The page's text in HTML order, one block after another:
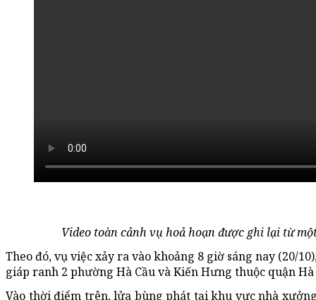
Video toàn cảnh vụ hoả hoạn được ghi lại từ
Theo đó, vụ việc xảy ra vào khoảng 8 giờ sáng nay (20/
giáp ranh 2 phường Hà Cầu và Kiến Hưng thuộc quận
Vào thời điểm trên, lửa bùng phát tại khu vực nhà